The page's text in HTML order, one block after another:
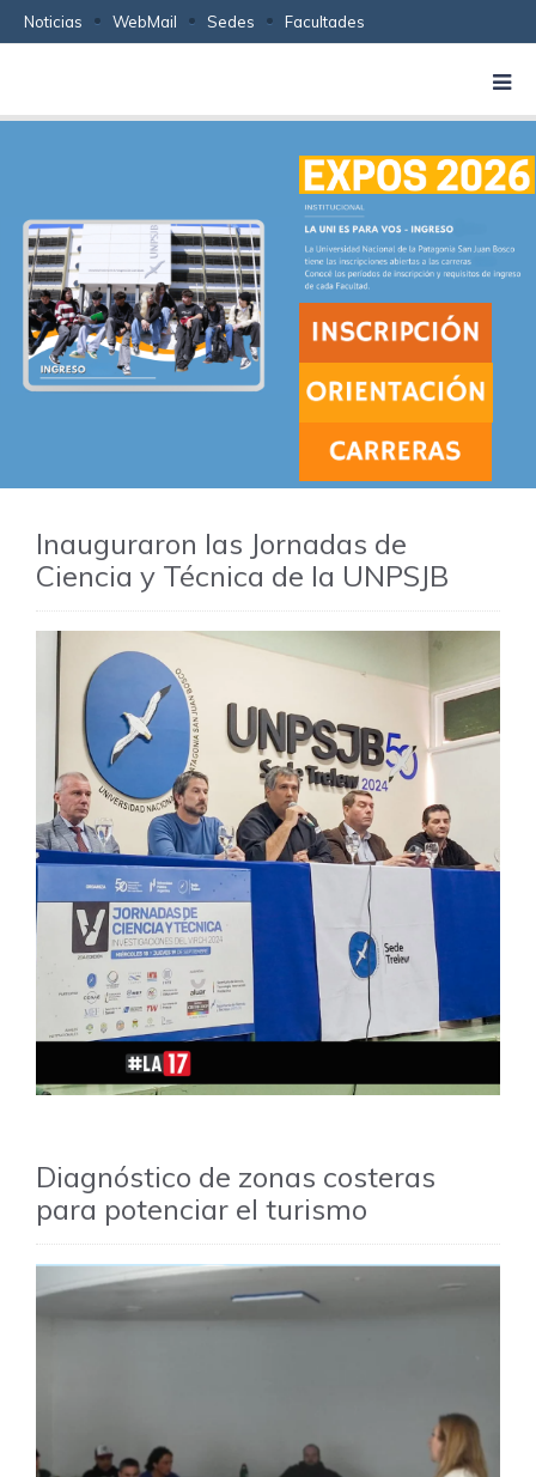
Noticias WebMail Sedes Facultades
Inauguraron las Jornadas de
Ciencia y Técnica de la UNPSJB
Diagnóstico de zonas costeras
para potenciar el turismo